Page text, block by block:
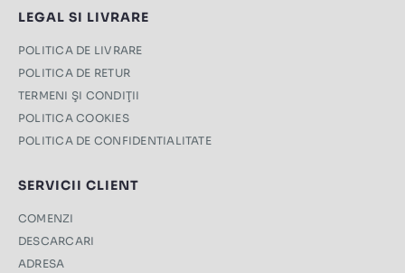
LEGAL SI LIVRARE
POLITICA DE LIVRARE
POLITICA DE RETUR
TERMENI ŞI CONDIŢII
POLITICA COOKIES
POLITICA DE CONFIDENTIALITATE
SERVICII CLIENT
COMENZI
DESCARCARI
ADRESA